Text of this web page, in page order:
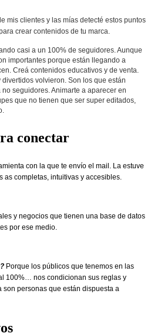
mis clientes y las mías detecté estos puntos
crear contenidos de tu marca.
casi a un 100% de seguidores. Aunque
importantes porque están llegando a
Creá contenidos educativos y de venta.
volvieron. Son los que están
seguidores. Animarte a aparecer en
que no tienen que ser super editados,
conectar
con la que te envío el mail. La estuve
completas, intuitivas y accesibles.
y negocios que tienen una base de datos
por ese medio.
Porque los públicos que tenemos en las
100%… nos condicionan sus reglas y
personas que están dispuesta a